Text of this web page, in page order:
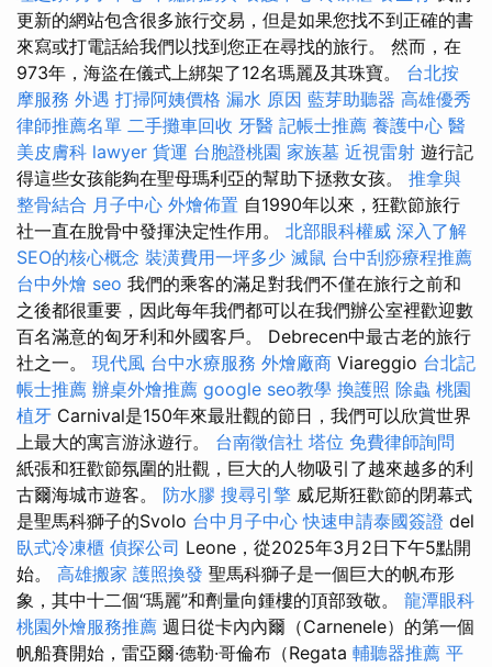
更新的網站包含很多旅行交易，但是如果您找不到正確的書
來寫或打電話給我們以找到您正在尋找的旅行。 然而，在
973年，海盜在儀式上綁架了12名瑪麗及其珠寶。 台北按
摩服務 外遇 打掃阿姨價格 漏水 原因 藍芽助聽器 高雄優秀
律師推薦名單 二手攤車回收 牙醫 記帳士推薦 養護中心 醫
美皮膚科 lawyer 貨運 台胞證桃園 家族墓 近視雷射 遊行記
得這些女孩能夠在聖母瑪利亞的幫助下拯救女孩。 推拿與
整骨結合 月子中心 外燴佈置 自1990年以來，狂歡節旅行
社一直在脫骨中發揮決定性作用。 北部眼科權威 深入了解
SEO的核心概念 裝潢費用一坪多少 滅鼠 台中刮痧療程推薦
台中外燴 seo 我們的乘客的滿足對我們不僅在旅行之前和
之後都很重要，因此每年我們都可以在我們辦公室裡歡迎數
百名滿意的匈牙利和外國客戶。 Debrecen中最古老的旅行
社之一。 現代風 台中水療服務 外燴廠商 Viareggio 台北記
帳士推薦 辦桌外燴推薦 google seo教學 換護照 除蟲 桃園
植牙 Carnival是150年來最壯觀的節日，我們可以欣賞世界
上最大的寓言游泳遊行。 台南徵信社 塔位 免費律師詢問
紙張和狂歡節氛圍的壯觀，巨大的人物吸引了越來越多的利
古爾海城市遊客。 防水膠 搜尋引擎 威尼斯狂歡節的閉幕式
是聖馬科獅子的Svolo 台中月子中心 快速申請泰國簽證 del
臥式冷凍櫃 偵探公司 Leone，從2025年3月2日下午5點開
始。 高雄搬家 護照換發 聖馬科獅子是一個巨大的帆布形
象，其中十二個“瑪麗”和劑量向鍾樓的頂部致敬。 龍潭眼科
桃園外燴服務推薦 週日從卡內內爾（Carnenele）的第一個
帆船賽開始，雷亞爾·德勒·哥倫布（Regata 輔聽器推薦 平